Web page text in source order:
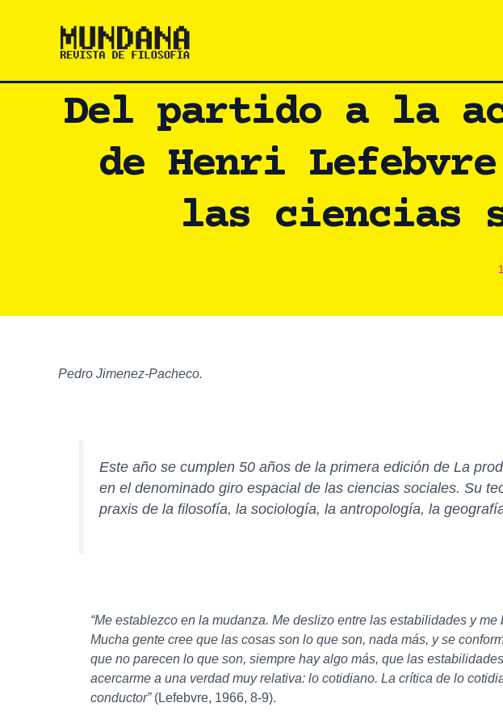
Del partido a la
de Henri
las ciencias
Pedro Jimenez-Pacheco.
Este año se cumplen 50 años de la primera edición deLa
en el denominado giro espacial de las ciencias sociales. Su
praxis de la filosofía, la sociología, la antropología, la
“Me establezco en la mudanza. Me deslizo entre las estabilidades y
Mucha gente cree que las cosas son lo que son, nada más, y se
que no parecen lo que son, siempre hay algo más, que las
acercarme a una verdad muy relativa: lo cotidiano. La crítica de lo
conductor”(Lefebvre, 1966, 8-9).